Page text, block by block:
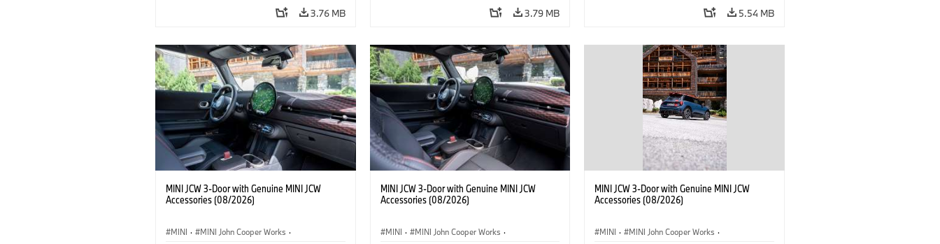
3.76 MB 3.79 MB 5.54 MB
MINI JCW 3-Door with Genuine MINI JCW
Accessories (08/2026)
MINI · MINI John Cooper Works ·
MINI JCW 3-Door with Genuine MINI JCW
Accessories (08/2026)
MINI · MINI John Cooper Works ·
MINI JCW 3-Door with Genuine MINI JCW
Accessories (08/2026)
MINI · MINI John Cooper Works ·